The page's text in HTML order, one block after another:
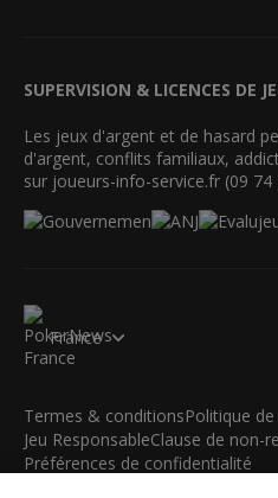
SUPERVISION & LICENCES DE
Les jeux d'argent et de hasard
d'argent, conflits familiaux,
sur joueurs-info-service.fr (09
France
Termes & conditionsPolitique
Jeu ResponsableClause de non-
Préférences de confidentialité